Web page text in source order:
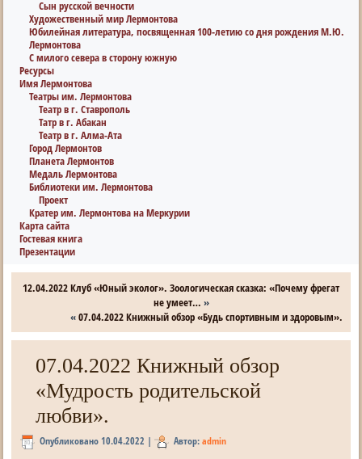
Сын русской вечности
Художественный мир Лермонтова
Юбилейная литература, посвященная 100-летию со дня рождения М.Ю.
Лермонтова
С милого севера в сторону южную
Ресурсы
Имя Лермонтова
Театры им. Лермонтова
Театр в г. Ставрополь
Татр в г. Абакан
Театр в г. Алма-Ата
Город Лермонтов
Планета Лермонтов
Медаль Лермонтова
Библиотеки им. Лермонтова
Проект
Кратер им. Лермонтова на Меркурии
Карта сайта
Гостевая книга
Презентации
12.04.2022 Клуб «Юный эколог». Зоологическая сказка: «Почему фрегат
не умеет… »
«07.04.2022 Книжный обзор «Будь спортивным и здоровым».
07.04.2022 Книжный обзор
«Мудрость родительской
любви».
Опубликовано 10.04.2022 | Автор: admin